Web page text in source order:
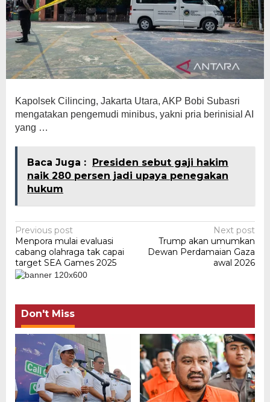
Kapolsek Cilincing, Jakarta Utara, AKP Bobi Subasri
mengatakan pengemudi minibus, yakni pria berinisial AI
yang …
Baca Juga :
Presiden sebut gaji hakim
naik 280 persen jadi upaya penegakan
hukum
Post
navigation
Previous post
Menpora mulai evaluasi
cabang olahraga tak capai
target SEA Games 2025
Next post
Trump akan umumkan
Dewan Perdamaian Gaza
awal 2026
Don't Miss